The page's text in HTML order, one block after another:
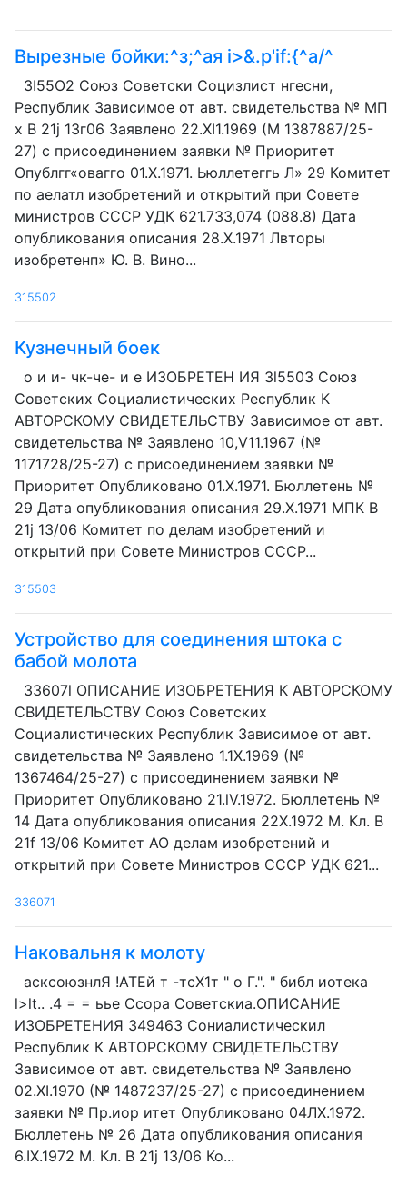
Вырезные бойки:^з;^ая i>&.p'if:{^a/^
3I55O2 Союз Советски Социзлист нгесни,
Республик Зависимое от авт. свидетельства № МП
х В 21j 13г06 Заявлено 22.XI1.1969 (М 1387887/25-
27) с присоединением заявки № Приоритет
Опублгг«овагго 01.Х.1971. Ьюллетеггь Л» 29 Комитет
по аелатл изобретений и открытий при Совете
министров СССР УДК 621.733,074 (088.8) Дата
опубликования описания 28.Х.1971 Лвторы
изобретенп» Ю. В. Вино...
315502
Кузнечный боек
о и и- чк-че- и е ИЗОБРЕТЕН ИЯ 3l5503 Союз
Советских Социалистических Республик К
АВТОРСКОМУ СВИДЕТЕЛЬСТВУ Зависимое от авт.
свидетельства № Заявлено 10,V11.1967 (№
1171728/25-27) с присоединением заявки №
Приоритет Опубликовано 01.Х.1971. Бюллетень №
29 Дата опубликования описания 29.X.1971 МПК В
21j 13/06 Комитет по делам изобретений и
открытий при Совете Министров СССР...
315503
Устройство для соединения штока с
бабой молота
33607l ОПИСАНИЕ ИЗОБРЕТЕНИЯ К АВТОРСКОМУ
СВИДЕТЕЛЬСТВУ Союз Советских
Социалистических Республик Зависимое от авт.
свидетельства № Заявлено 1.1Х.1969 (№
1367464/25-27) с присоединением заявки №
Приоритет Опубликовано 21.lV.1972. Бюллетень №
14 Дата опубликования описания 22Х.1972 М. Кл. В
21f 13/06 Комитет AO делам изобретений и
открытий при Совете Министров СССР УДК 621...
336071
Наковальня к молоту
асксоюзнлЯ !АТЕй т -тсХ1т " о Г.". " библ иотека
l>lt.. .4 = = ьье Ссора Советскиа.ОПИСАНИЕ
ИЗОБРЕТЕНИЯ 349463 Сониалистическил
Республик К АВТОРСКОМУ СВИДЕТЕЛЬСТВУ
Зависимое от авт. свидетельства № Заявлено
02.XI.1970 (№ 1487237/25-27) с присоединением
заявки № Пр.иор итет Опубликовано 04ЛХ.1972.
Бюллетень № 26 Дата опубликования описания
6.IX.1972 М. Кл. В 21j 13/06 Ко...